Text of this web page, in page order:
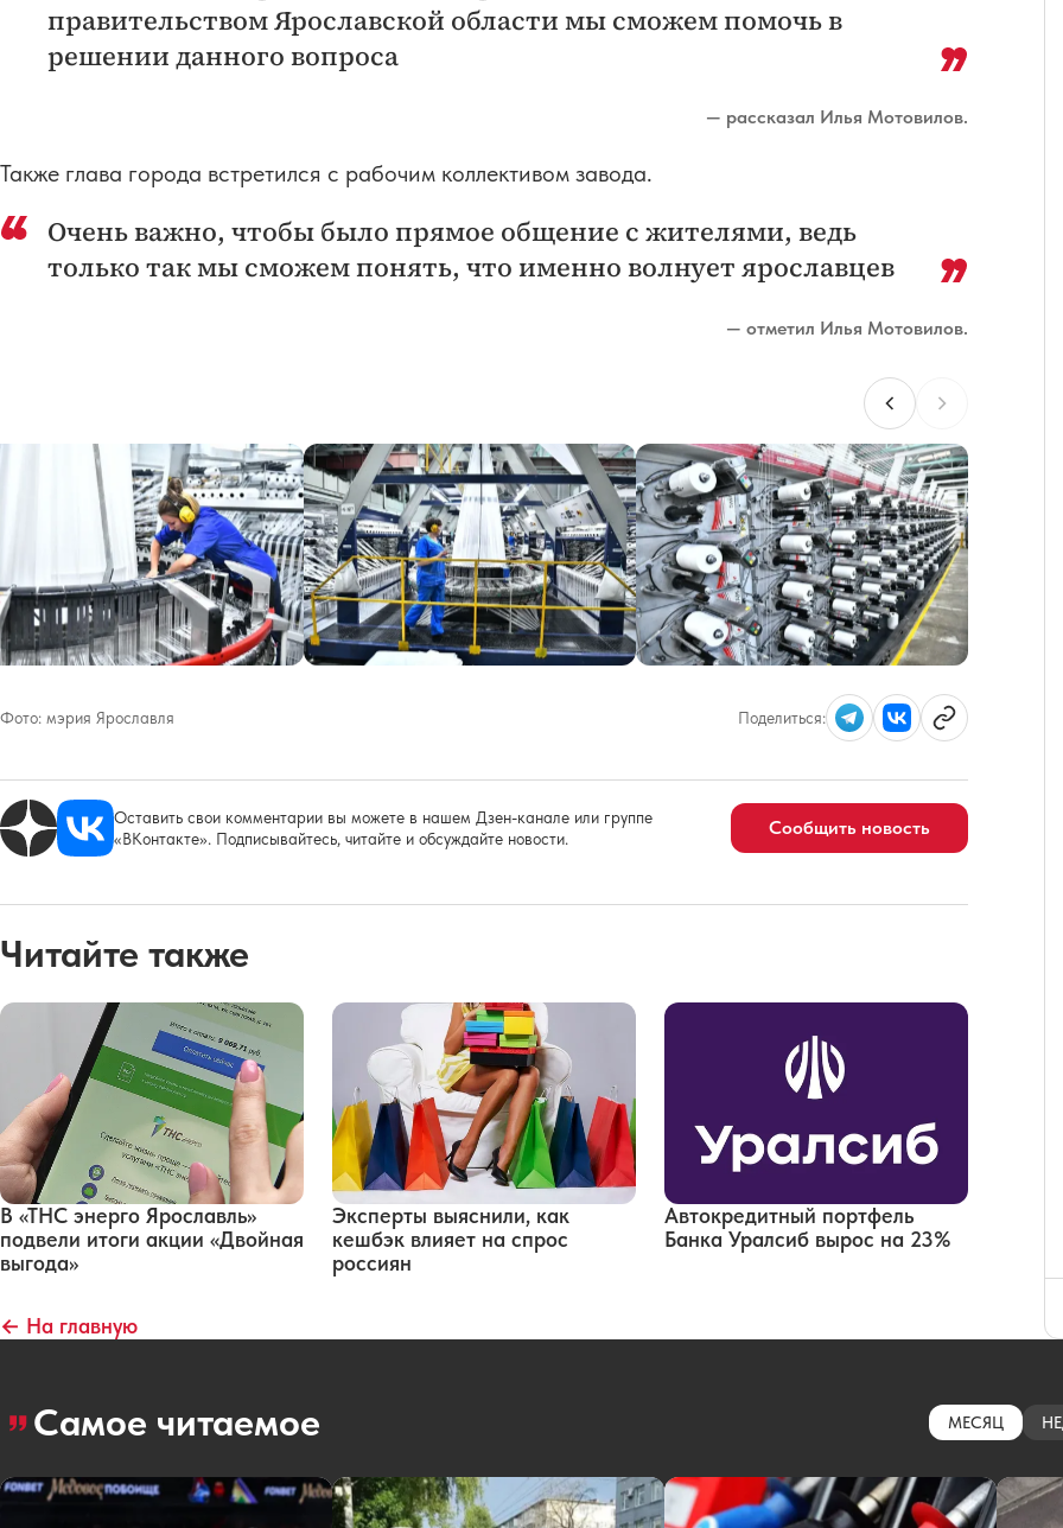
правительством Ярославской области мы сможем помочь в
решении данного вопроса
— рассказал Илья Мотовилов.
Также глава города встретился с рабочим коллективом завода.
Очень важно, чтобы было прямое общение с жителями, ведь
только так мы сможем понять, что именно волнует ярославцев
— отметил Илья Мотовилов.
Фото: мэрия Ярославля Поделиться:
Оставить свои комментарии вы можете в нашем Дзен-канале или группе
«ВКонтакте». Подписывайтесь, читайте и обсуждайте новости.
Сообщить новость
Читайте также
В «ТНС энерго Ярославль»
подвели итоги акции «Двойная
выгода»
Эксперты выяснили, как
кешбэк влияет на спрос
россиян
Автокредитный портфель
Банка Уралсиб вырос на 23%
← На главную
Самое читаемое МЕСЯЦ